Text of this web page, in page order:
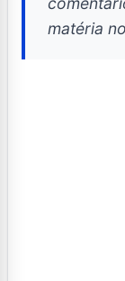
matéria